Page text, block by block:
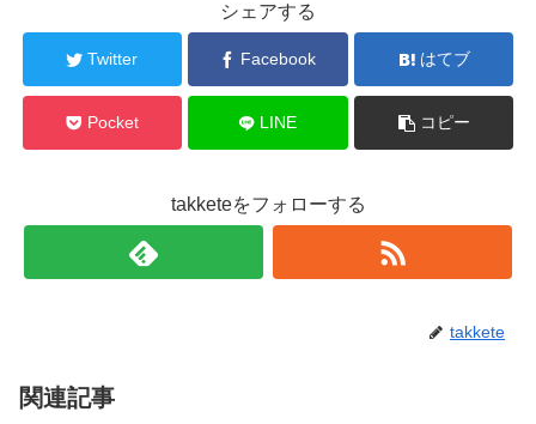
シェアする
Twitter Facebook はてブ
Pocket LINE コピー
takketeをフォローする
takkete
関連記事